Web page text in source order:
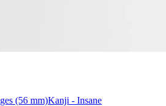
(56 mm)Kanji - Insane